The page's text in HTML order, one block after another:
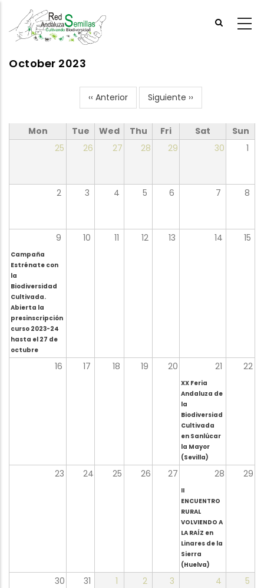
main
October 2023
‹‹ Anterior Siguiente ››
Mon Tue Wed Thu Fri Sat
Sun
25
26 27 28 29 30 1
2 3 4 5 6 7 8
9 10 11 12 13 14 15
Campaña
Estrénate con
la
Biodiversidad
Cultivada.
Abierta la
presinscripción
curso 2023-24
hasta el 27 de
octubre
16 17 18 19 20 21 22
XX Feria
Andaluza de
la
Biodiversiad
Cultivada
en Sanlúcar
la Mayor
(Sevilla)
23 24 25 26 27 28 29
II
ENCUENTRO
RURAL
VOLVIENDO A
LA RAÍZ en
Linares de la
Sierra
(Huelva)
30 31 1 2 3 4 5